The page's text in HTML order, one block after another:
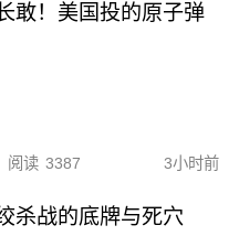
敢！美国投的原子弹
阅读 3387 3小时前
杀战的底牌与死穴